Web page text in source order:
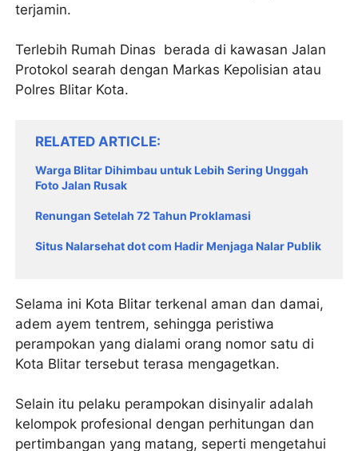
terjamin.
Terlebih Rumah Dinas berada di kawasan Jalan
Protokol searah dengan Markas Kepolisian atau
Polres Blitar Kota.
RELATED ARTICLE
Warga Blitar Dihimbau untuk Lebih Sering Unggah
Foto Jalan Rusak
Renungan Setelah 72 Tahun Proklamasi
Situs Nalarsehat dot com Hadir Menjaga Nalar Publik
Selama ini Kota Blitar terkenal aman dan damai,
adem ayem tentrem, sehingga peristiwa
perampokan yang dialami orang nomor satu di
Kota Blitar tersebut terasa mengagetkan.
Selain itu pelaku perampokan disinyalir adalah
kelompok profesional dengan perhitungan dan
pertimbangan yang matang, seperti mengetahui